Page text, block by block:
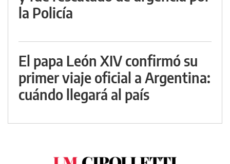
la Policía
El papa León XIV confirmó su
primer viaje oficial a Argentina:
cuándo llegará al país